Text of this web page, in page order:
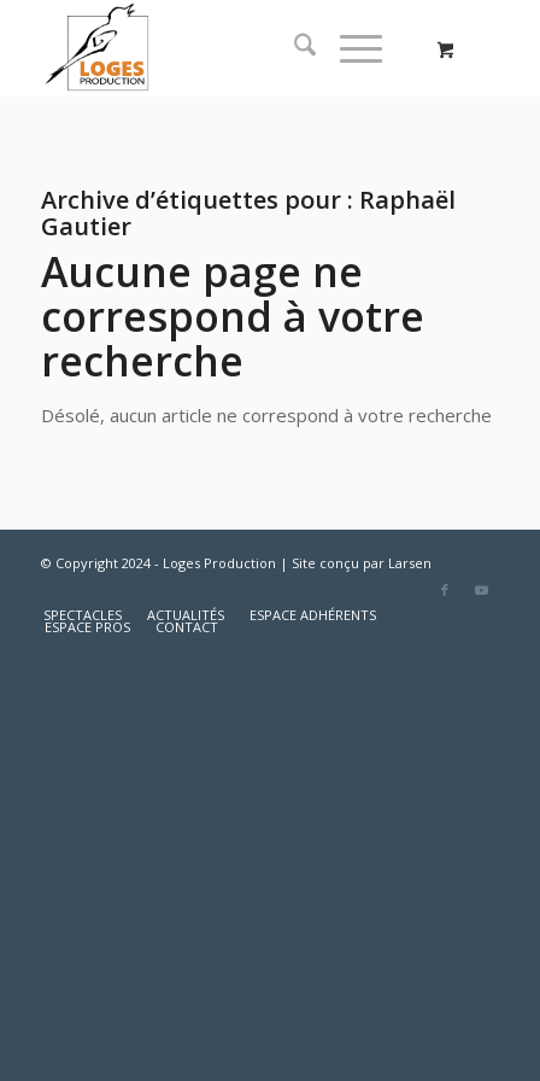
Archive d’étiquettes pour : Raphaël
Gautier
Aucune page ne
correspond à votre
recherche
Désolé, aucun article ne correspond à votre recherche
© Copyright 2024 - Loges Production | Site conçu par Larsen
SPECTACLES ACTUALITÉS ESPACE ADHÉRENTS
ESPACE PROS CONTACT